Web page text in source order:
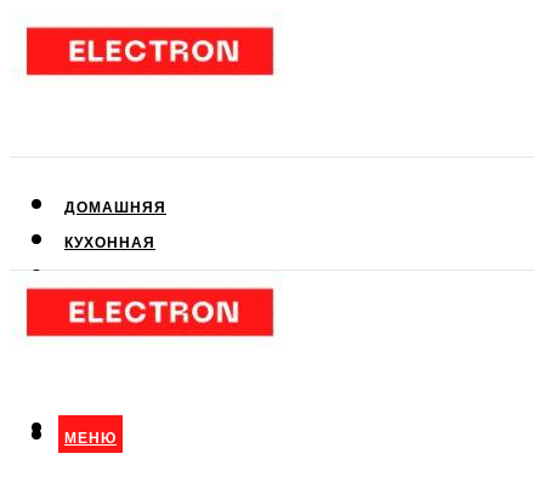
ДОМАШНЯЯ
КУХОННАЯ
КЛИМАТИЧЕСКАЯ
МЕНЮ
МЕНЮ